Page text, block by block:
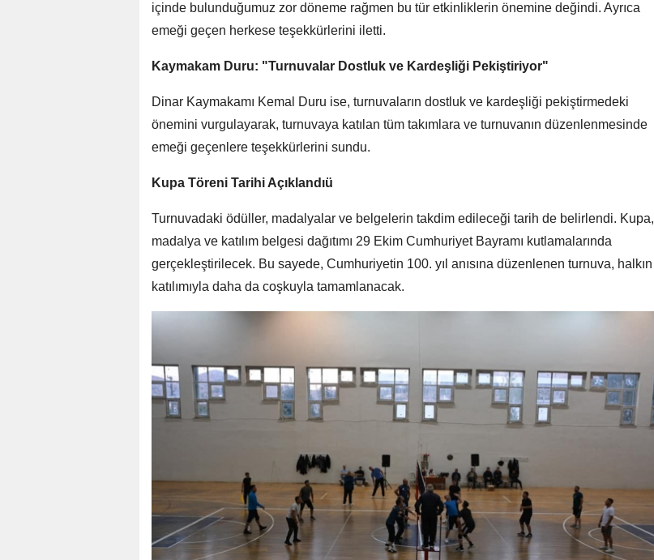
içinde bulunduğumuz zor döneme rağmen bu tür etkinliklerin önemine değindi. Ayrıca
emeği geçen herkese teşekkürlerini iletti.
Kaymakam Duru: "Turnuvalar Dostluk ve Kardeşliği Pekiştiriyor"
Dinar Kaymakamı Kemal Duru ise, turnuvaların dostluk ve kardeşliği pekiştirmedeki
önemini vurgulayarak, turnuvaya katılan tüm takımlara ve turnuvanın düzenlenmesinde
emeği geçenlere teşekkürlerini sundu.
Kupa Töreni Tarihi Açıklandıü
Turnuvadaki ödüller, madalyalar ve belgelerin takdim edileceği tarih de belirlendi. Kupa,
madalya ve katılım belgesi dağıtımı 29 Ekim Cumhuriyet Bayramı kutlamalarında
gerçekleştirilecek. Bu sayede, Cumhuriyetin 100. yıl anısına düzenlenen turnuva, halkın
katılımıyla daha da coşkuyla tamamlanacak.